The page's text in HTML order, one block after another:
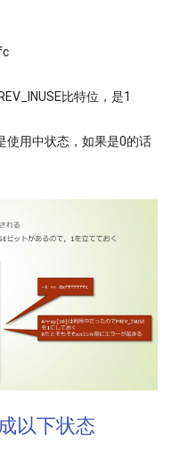
比特位，是1
使用中状态，如果是0的话
以下状态